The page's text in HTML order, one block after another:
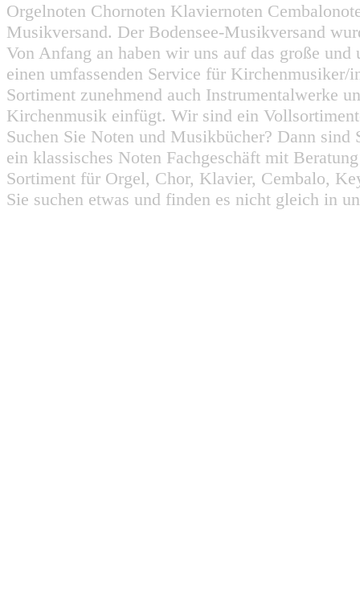
Orgelnoten Chornoten Klaviernoten
Musikversand. Der Bodensee-Musikversand
Von Anfang an haben wir uns auf das große
einen umfassenden Service für
Sortiment zunehmend auch Instrumentalwerke
Kirchenmusik einfügt. Wir sind ein
Suchen Sie Noten und Musikbücher? Dann
ein klassisches Noten Fachgeschäft mit
Sortiment für Orgel, Chor, Klavier, Cembalo,
Sie suchen etwas und finden es nicht gleich in